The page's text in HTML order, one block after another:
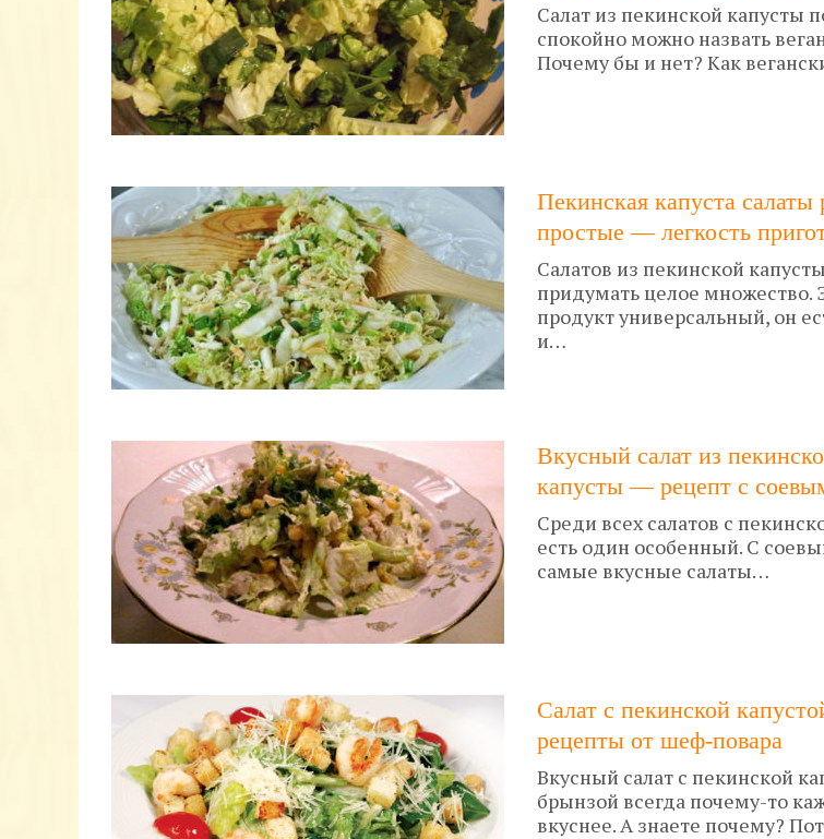
Салат из пекинской капусты
спокойно можно назвать
Почему бы и нет? Как
Пекинская капуста салаты
простые — легкость
Салатов из пекинской
придумать целое множество.
продукт универсальный, он
и…
Вкусный салат из
капусты — рецепт с
Среди всех салатов с
есть один особенный. С
самые вкусные салаты…
Салат с пекинской
рецепты от шеф-повара
Вкусный салат с пекинской
брынзой всегда почему-то
вкуснее. А знаете почему?